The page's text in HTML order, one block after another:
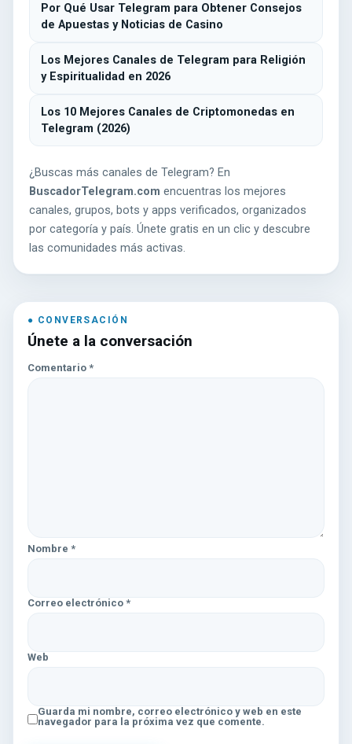
Por Qué Usar Telegram para Obtener Consejos
de Apuestas y Noticias de Casino
Los Mejores Canales de Telegram para Religión
y Espiritualidad en 2026
Los 10 Mejores Canales de Criptomonedas en
Telegram (2026)
¿Buscas más canales de Telegram? En
BuscadorTelegram.com encuentras los mejores
canales, grupos, bots y apps verificados, organizados
por categoría y país. Únete gratis en un clic y descubre
las comunidades más activas.
Únete a la conversación
Comentario *
Nombre *
Correo electrónico *
Web
Guarda mi nombre, correo electrónico y web en este
navegador para la próxima vez que comente.